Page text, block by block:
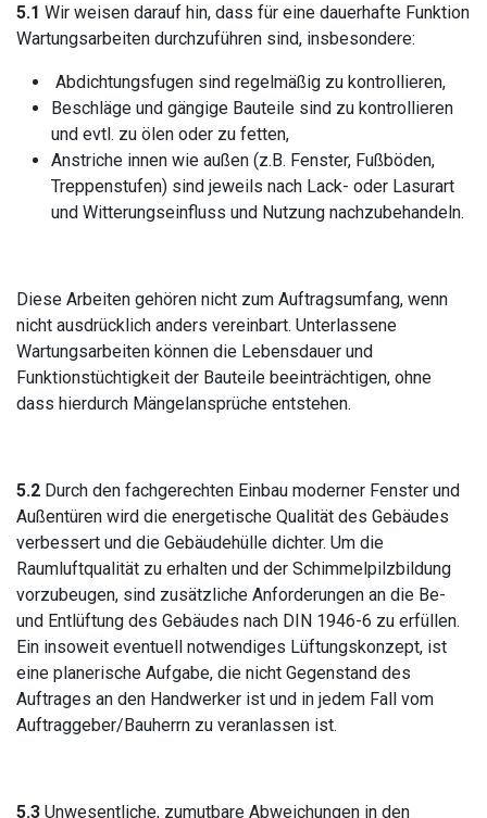
5.1 Wir weisen darauf hin, dass für eine dauerhafte Funktion
Wartungsarbeiten durchzuführen sind, insbesondere:
Abdichtungsfugen sind regelmäßig zu kontrollieren,
Beschläge und gängige Bauteile sind zu kontrollieren
und evtl. zu ölen oder zu fetten,
Anstriche innen wie außen (z.B. Fenster, Fußböden,
Treppenstufen) sind jeweils nach Lack- oder Lasurart
und Witterungseinfluss und Nutzung nachzubehandeln.
Diese Arbeiten gehören nicht zum Auftragsumfang, wenn
nicht ausdrücklich anders vereinbart. Unterlassene
Wartungsarbeiten können die Lebensdauer und
Funktionstüchtigkeit der Bauteile beeinträchtigen, ohne
dass hierdurch Mängelansprüche entstehen.
5.2 Durch den fachgerechten Einbau moderner Fenster und
Außentüren wird die energetische Qualität des Gebäudes
verbessert und die Gebäudehülle dichter. Um die
Raumluftqualität zu erhalten und der Schimmelpilzbildung
vorzubeugen, sind zusätzliche Anforderungen an die Be-
und Entlüftung des Gebäudes nach DIN 1946-6 zu erfüllen.
Ein insoweit eventuell notwendiges Lüftungskonzept, ist
eine planerische Aufgabe, die nicht Gegenstand des
Auftrages an den Handwerker ist und in jedem Fall vom
Auftraggeber/Bauherrn zu veranlassen ist.
5.3 Unwesentliche, zumutbare Abweichungen in den